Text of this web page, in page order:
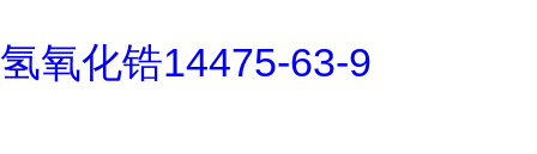
氢氧化锆14475-63-9